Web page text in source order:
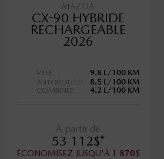
MAZDA
CX-90 HYBRIDE
RECHARGEABLE
2026
VILLE:
9.8 L/100 KM
AUTOROUTE:
8.5 L/100 KM
COMBINÉE:
4.2 L/100 KM
À partir de
53 112$*
ÉCONOMISEZ JUSQU'À 1 870$